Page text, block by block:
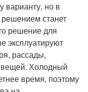
варианту, но в
станет
решение для
эксплуатируют
рассады,
вещей. Холодный
время, поэтому